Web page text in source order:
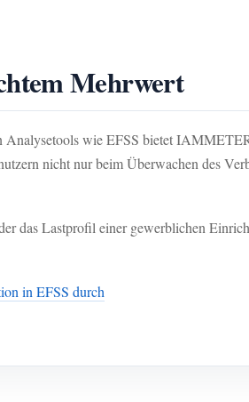
Mehrwert
wie EFSS bietet
nicht nur beim Überwachen des
das Lastprofil einer gewerblichen
in EFSS durch